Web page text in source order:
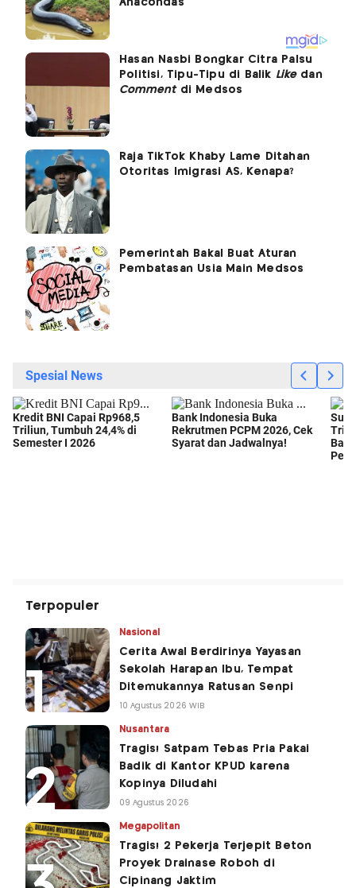
Hasan Nasbi Bongkar Citra Palsu
Politisi, Tipu-Tipu di Balik Likedan
Commentdi Medsos
Raja TikTok Khaby Lame Ditahan
Otoritas Imigrasi AS, Kenapa?
Pemerintah Bakal Buat Aturan
Pembatasan Usia Main Medsos
Terpopuler
Nasional
Cerita Awal Berdirinya Yayasan
Sekolah Harapan Ibu, Tempat
Ditemukannya Ratusan Senpi
10 Agustus 2026 WIB
Nusantara
Tragis! Satpam Tebas Pria Pakai
Badik di Kantor KPUD karena
Kopinya Diludahi
09 Agustus 2026
Megapolitan
Tragis! 2 Pekerja Terjepit Beton
Proyek Drainase Roboh di
Cipinang Jaktim